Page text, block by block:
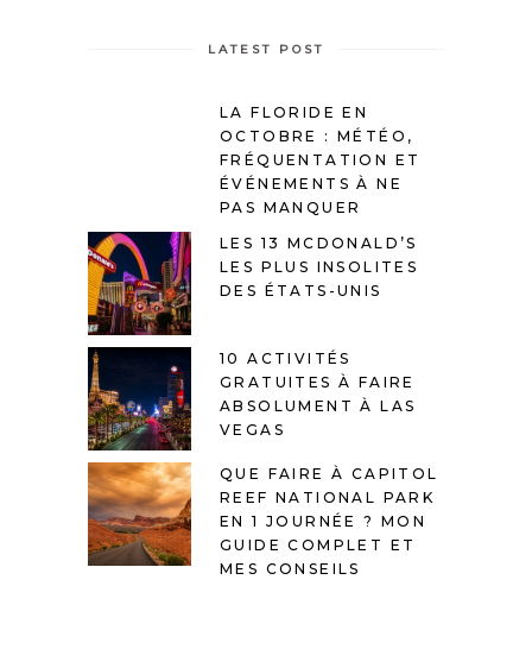
LATEST POST
LA FLORIDE EN
OCTOBRE : MÉTÉO,
FRÉQUENTATION ET
ÉVÉNEMENTS À NE
PAS MANQUER
LES 13 MCDONALD’S
LES PLUS INSOLITES
DES ÉTATS-UNIS
10 ACTIVITÉS
GRATUITES À FAIRE
ABSOLUMENT À LAS
VEGAS
QUE FAIRE À CAPITOL
REEF NATIONAL PARK
EN 1 JOURNÉE ? MON
GUIDE COMPLET ET
MES CONSEILS